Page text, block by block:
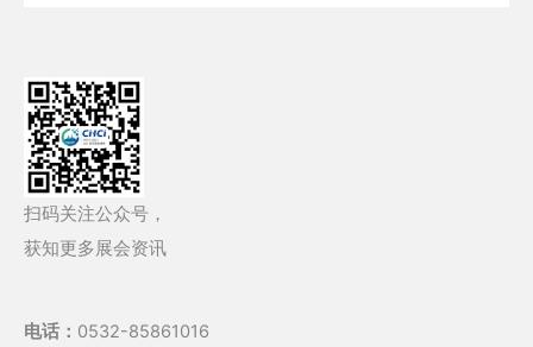
扫码关注公众号，
获知更多展会资讯
电话： 0532-85861016